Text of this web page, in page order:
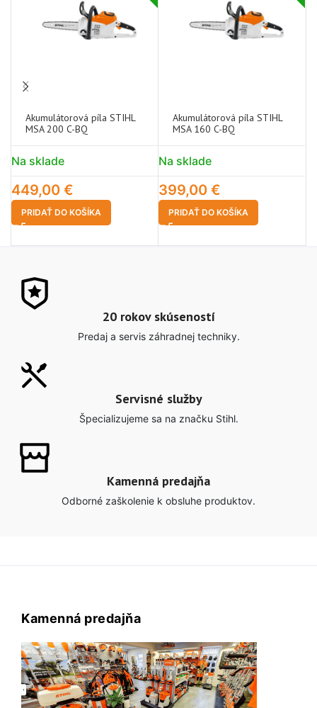
Akumulátorová píla STIHL
MSA 200 C-BQ
Na sklade
449,00 €
PRIDAŤ DO KOŠÍKA
Akumulátorová píla STIHL
MSA 160 C-BQ
Na sklade
399,00 €
PRIDAŤ DO KOŠÍKA
20 rokov skúseností
Predaj a servis záhradnej techniky.
Servisné služby
Špecializujeme sa na značku Stihl.
Kamenná predajňa
Odborné zaškolenie k obsluhe produktov.
Kamenná predajňa